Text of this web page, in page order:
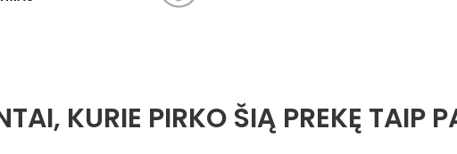
KURIE PIRKO ŠIĄ PREKĘ TAIP